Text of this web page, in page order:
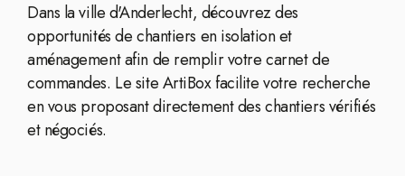
Dans la ville d'Anderlecht, découvrez des
opportunités de chantiers en isolation et
aménagement afin de remplir votre carnet de
commandes. Le site ArtiBox facilite votre recherche
en vous proposant directement des chantiers vérifiés
et négociés.